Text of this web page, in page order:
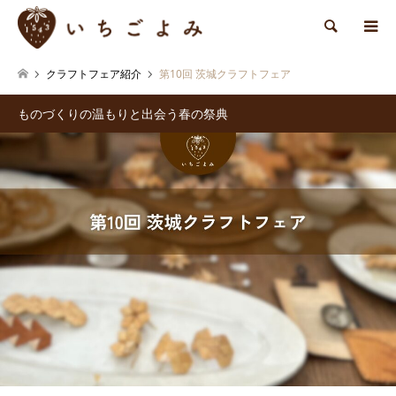
検索
クラフトフェア紹介 第10回 茨城クラフトフェア
ものづくりの温もりと出会う春の祭典